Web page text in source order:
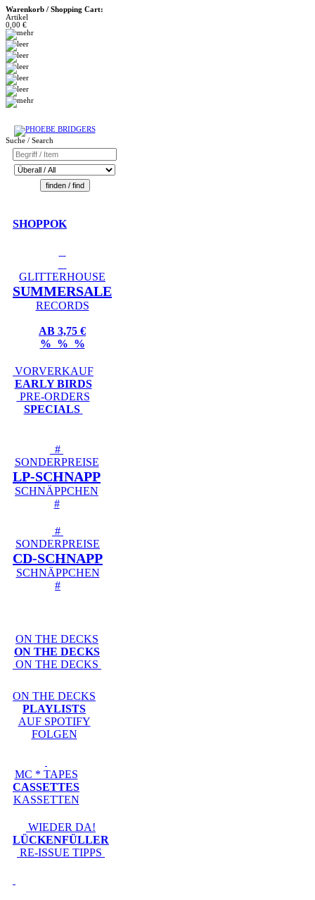
Warenkorb / Shopping Cart:
Artikel
0,00 €
Suche / Search
SHOPPOK
GLITTERHOUSE
SUMMERSALE
RECORDS
AB 3,75 €
% % %
VORVERKAUF
EARLY BIRDS
PRE-ORDERS
SPECIALS
#
SONDERPREISE
LP-SCHNAPP
SCHNÄPPCHEN
#
#
SONDERPREISE
CD-SCHNAPP
SCHNÄPPCHEN
#
ON THE DECKS
ON THE DECKS
ON THE DECKS
ON THE DECKS
PLAYLISTS
AUF SPOTIFY
FOLGEN
MC * TAPES
CASSETTES
KASSETTEN
WIEDER DA!
LÜCKENFÜLLER
RE-ISSUE TIPPS